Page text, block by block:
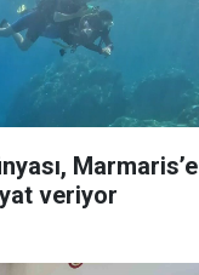
Marmaris’e
veriyor